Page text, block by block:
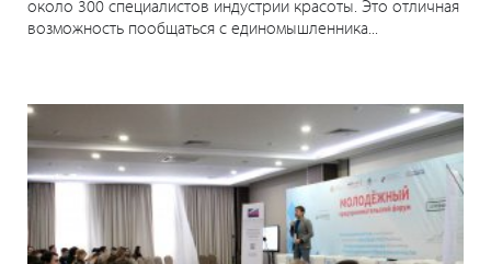
около 300 специалистов индустрии красоты. Это отличная
возможность пообщаться с единомышленника...